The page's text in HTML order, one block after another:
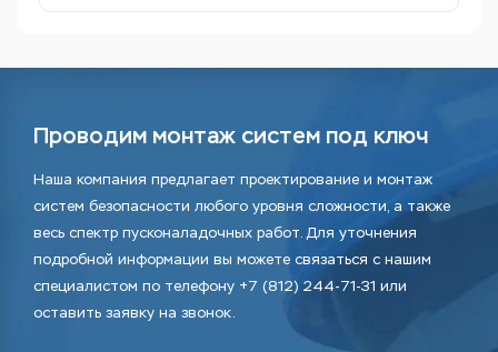
Проводим монтаж систем под ключ
Наша компания предлагает проектирование и монтаж
систем безопасности любого уровня сложности, а также
весь спектр пусконаладочных работ. Для уточнения
подробной информации вы можете связаться с нашим
специалистом по телефону +7 (812) 244-71-31 или
оставить заявку на звонок.